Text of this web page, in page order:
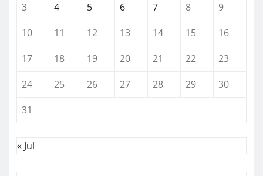
3
4 5 6 7 8
9
10
11 12 13 14 15
16
17
18 19 20 21 22
23
24
25 26 27 28 29
30
31
« Jul